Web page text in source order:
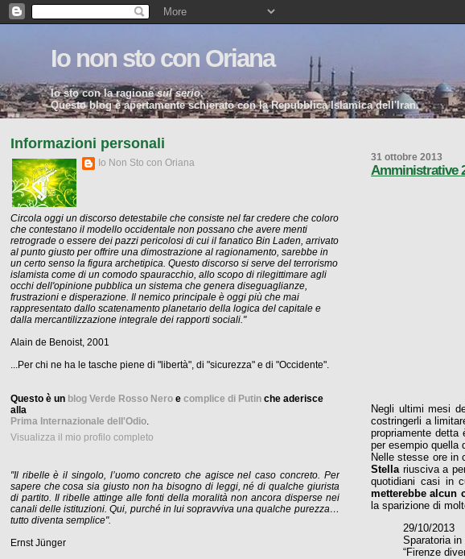
Io non sto con Oriana
Io sto con la ragionesul serio.
Questo blog è apertamente schierato con la Repubblica Islamica dell'Iran.
31 ottobre 2013
Amministrative
Negli ultimi mesi
costringerli a
propriamente detta
per esempio quella
Nelle stesse ore in
Stellariusciva a
quotidiani casi in
metterebbe alcun
la sparizione di
29/10/2013
Sparatoria
“Firenze
Informazioni personali
Io Non Sto con Oriana
Circola oggi un discorso detestabile che consiste nel far credere che coloro
che contestano il modello occidentale non possano che avere menti
retrograde o essere dei pazzi pericolosi di cui il fanatico Bin Laden, arrivato
al punto giusto per offrire una dimostrazione al ragionamento, sarebbe in
un certo senso la figura archetipica. Questo discorso si serve del terrorismo
islamista come di un comodo spauracchio, allo scopo di rilegittimare agli
occhi dell'opinione pubblica un sistema che genera diseguaglianze,
frustrazioni e disperazione. Il nemico principale è oggi più che mai
rappresentato dallo scatenamento planetario della logica del capitale e
dalla mercantilizzazione integrale dei rapporti sociali."
Alain de Benoist, 2001
...Per chi ne ha le tasche piene di "libertà", di "sicurezza" e di "Occidente".
Questo è un blog Verde Rosso Nero e complice di Putin che aderisce
alla
Prima Internazionale dell'Odio.
Visualizza il mio profilo completo
"Il ribelle è il singolo, l’uomo concreto che agisce nel caso concreto. Per
sapere che cosa sia giusto non ha bisogno di leggi, né di qualche giurista
di partito. Il ribelle attinge alle fonti della moralità non ancora disperse nei
canali delle istituzioni. Qui, purché in lui sopravviva una qualche purezza…
tutto diventa semplice".
Ernst Jünger